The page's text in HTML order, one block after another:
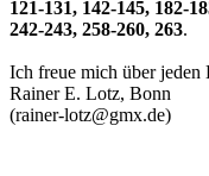
121-131, 142-145, 182-
242-243, 258-260, 263.
Ich freue mich über
Rainer E. Lotz, Bonn
(rainer-lotz@gmx.de)